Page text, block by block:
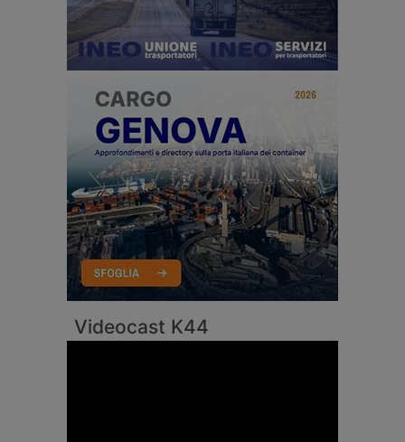
Videocast K44